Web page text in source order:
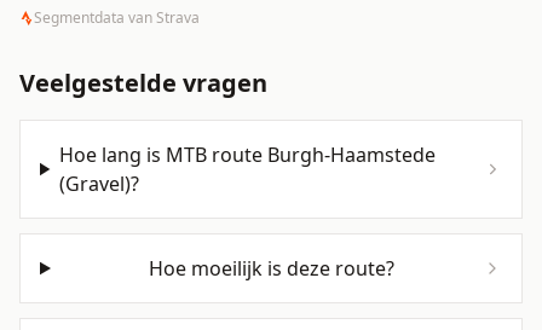
Segmentdata van Strava
Veelgestelde vragen
Hoe lang is MTB route Burgh-Haamstede
(Gravel)?
Hoe moeilijk is deze route?